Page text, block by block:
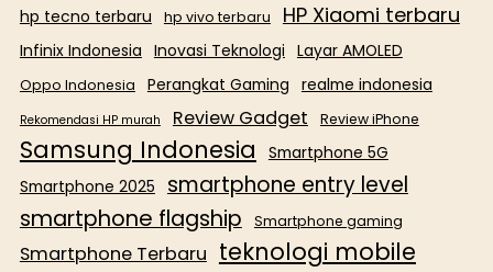
hp tecno terbaru hp vivo terbaru HP Xiaomi terbaru
Infinix Indonesia Inovasi Teknologi Layar AMOLED
Oppo Indonesia Perangkat Gaming realme indonesia
Rekomendasi HP murah Review Gadget Review iPhone
Samsung Indonesia
Smartphone 5G
Smartphone 2025
smartphone entry level
smartphone flagship Smartphone gaming
Smartphone Terbaru teknologi mobile